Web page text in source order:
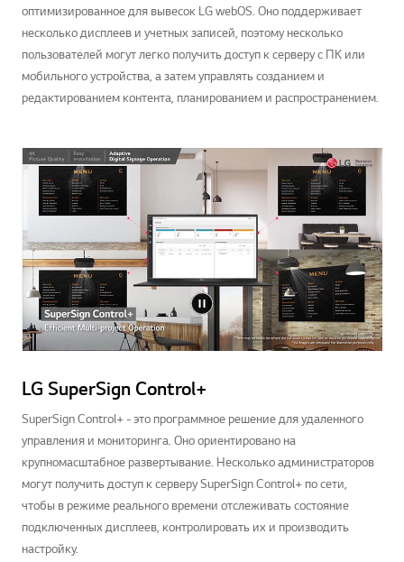
оптимизированное для вывесок LG webOS. Оно поддерживает
несколько дисплеев и учетных записей, поэтому несколько
пользователей могут легко получить доступ к серверу с ПК или
мобильного устройства, а затем управлять созданием и
редактированием контента, планированием и распространением.
LG SuperSign Control+
SuperSign Control+ - это программное решение для удаленного
управления и мониторинга. Оно ориентировано на
крупномасштабное развертывание. Несколько администраторов
могут получить доступ к серверу SuperSign Control+ по сети,
чтобы в режиме реального времени отслеживать состояние
подключенных дисплеев, контролировать их и производить
настройку.